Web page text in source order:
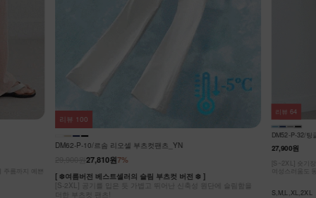
슬림함을
DM52-P-32/팅글 라이온셀 데님 스커트_DY
27,900원
[S~2XL] 숏기장,기본기장 두가지 기장옵션! 캐주얼도,
여성스러움도 동시에 잡은 롱스커트에요~
리뷰 64
KO62-P-05/쿨
32,900원
[ ❄️COOL
[55-99] 나크
F,L / 숏,롱
리뷰 20